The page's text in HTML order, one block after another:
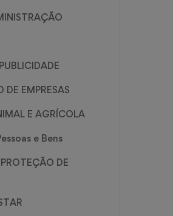
EMPRESAS
E AGRÍCOLA
e Bens
DE